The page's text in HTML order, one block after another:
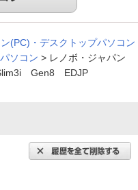
(PC)・デスクトップパソコン
ソコン > レノボ・ジャパン
Gen8 EDJP